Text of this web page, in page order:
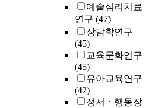
예술심리치료
연구 (47)
상담학연구
(45)
교육문화연구
(45)
유아교육연구
(42)
정서ㆍ행동장